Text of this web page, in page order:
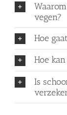
vegen?
Hoe
Hoe
Is